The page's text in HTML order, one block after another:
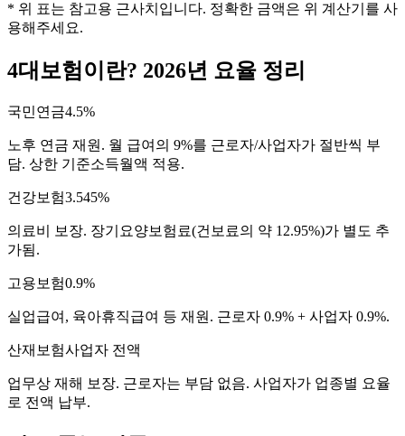
* 위 표는 참고용 근사치입니다. 정확한 금액은 위 계산기를 사
용해주세요.
4대보험이란? 2026년 요율 정리
국민연금4.5%
노후 연금 재원. 월 급여의 9%를 근로자/사업자가 절반씩 부
담. 상한 기준소득월액 적용.
건강보험3.545%
의료비 보장. 장기요양보험료(건보료의 약 12.95%)가 별도 추
가됨.
고용보험0.9%
실업급여, 육아휴직급여 등 재원. 근로자 0.9% + 사업자 0.9%.
산재보험사업자 전액
업무상 재해 보장. 근로자는 부담 없음. 사업자가 업종별 요율
로 전액 납부.